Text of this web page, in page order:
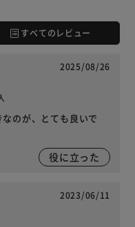
すべてのレビュー
2025/08/26
のが、とても良いで
役に立った
2023/06/11